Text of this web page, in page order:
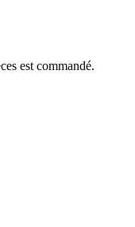
est commandé.